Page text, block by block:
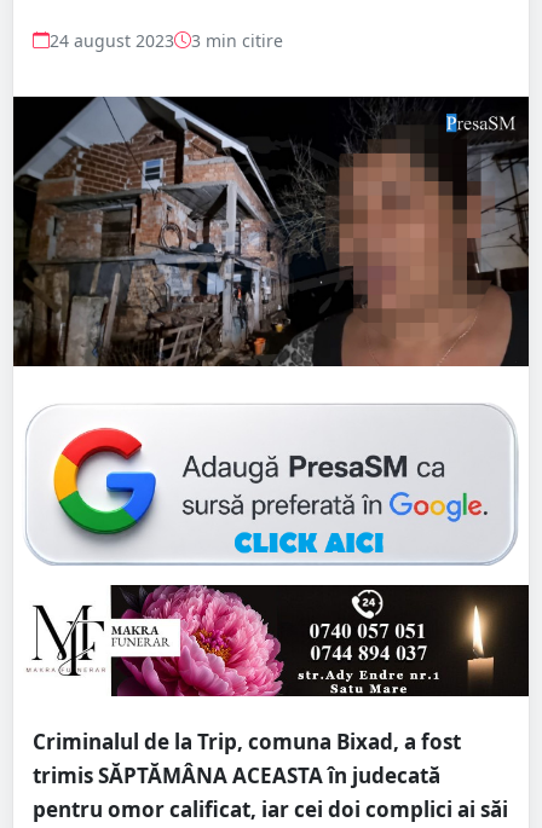
24 august 2023 3 min citire
Criminalul de la Trip, comuna Bixad, a fost
trimisSĂPTĂMÂNA ACEASTAîn judecată
pentru omor calificat, iar cei doi complici ai săi